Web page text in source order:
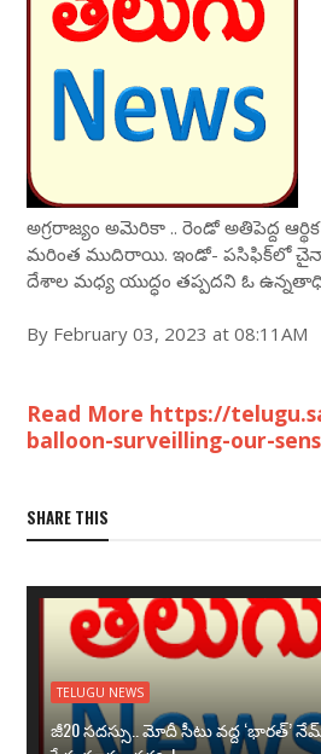
అగ్రరాజ్యం అమెరికా .. రెండో అతిపెద్ద
మరింత ముదిరాయి. ఇండో- పసిఫిక్‌లో చైనా
దేశాల మధ్య యుద్ధం తప్పదని ఓ
By February 03, 2023 at 08:11AM
Read More https://
balloon-surveilling-our-
SHARE THIS
TELUGU NEWS
జీ20 సదస్సు.. మోదీ సీటు వద్ద ‘భారత్’ నేమ్